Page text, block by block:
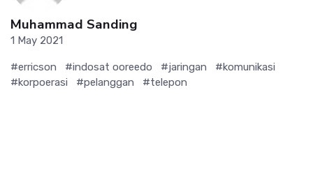
Muhammad Sanding
1 May 2021
#erricson #indosat ooreedo #jaringan
#komunikasi
#korpoerasi
#pelanggan #telepon